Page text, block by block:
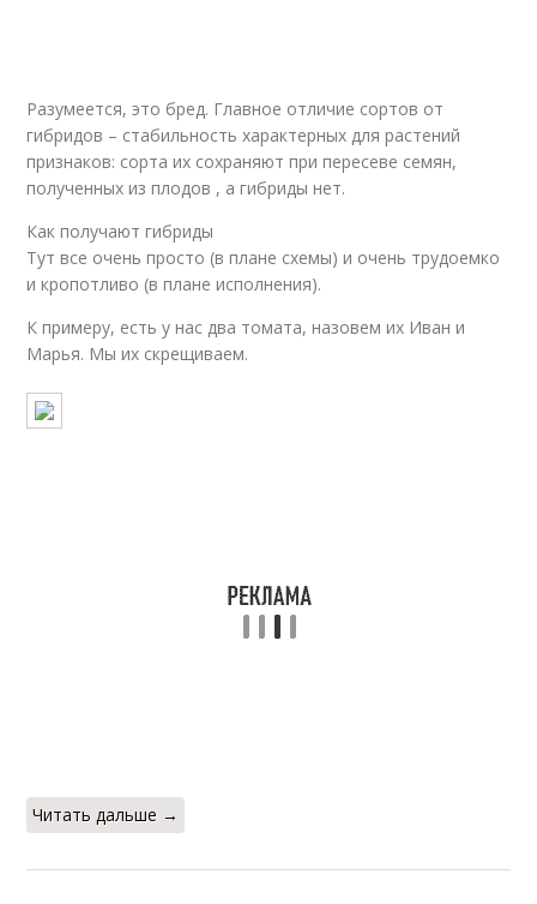
Разумеется, это бред. Главное отличие сортов от
гибридов – стабильность характерных для растений
признаков: сорта их сохраняют при пересеве семян,
полученных из плодов , а гибриды нет.
Как получают гибриды
Тут все очень просто (в плане схемы) и очень трудоемко
и кропотливо (в плане исполнения).
К примеру, есть у нас два томата, назовем их Иван и
Марья. Мы их скрещиваем.
Читать дальше →